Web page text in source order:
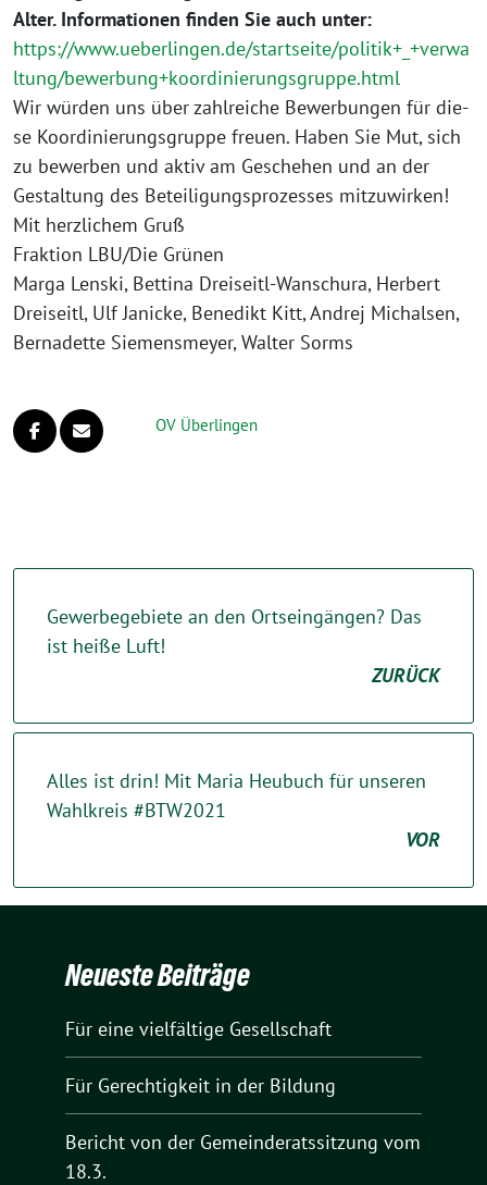
Alter. Informationen fin­den Sie auch unter:
https://www.ueberlingen.de/startseite/politik+_+verwa
ltung/bewerbung+koordinierungsgruppe.html
Wir wür­den uns über zahl­rei­che Bewerbungen für die­
se Koordinierungsgruppe freu­en. Haben Sie Mut, sich
zu bewer­ben und aktiv am Geschehen und an der
Gestaltung des Beteiligungsprozesses mitzuwirken!
Mit herz­li­chem Gruß
Fraktion LBU/Die Grünen
Marga Lenski, Bettina Dreiseitl-Wanschura, Herbert
Dreiseitl, Ulf Janicke, Benedikt Kitt, Andrej Michalsen,
Bernadette Siemensmeyer, Walter Sorms
OV Überlingen
Gewerbegebiete an den Ortseingängen? Das
ist heiße Luft!
ZURÜCK
Alles ist drin! Mit Maria Heubuch für unseren
Wahlkreis #BTW2021
VOR
Neueste Beiträge
Für eine vielfältige Gesellschaft
Für Gerechtigkeit in der Bildung
Bericht von der Gemeinderatssitzung vom
18.3.